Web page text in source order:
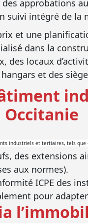
approbations
suivi intégré de la
et une
dans la
des locaux
et des
Occitanie
industriels et tertiaires, tels que
des extensions
aux normes).
ICPE des
pour